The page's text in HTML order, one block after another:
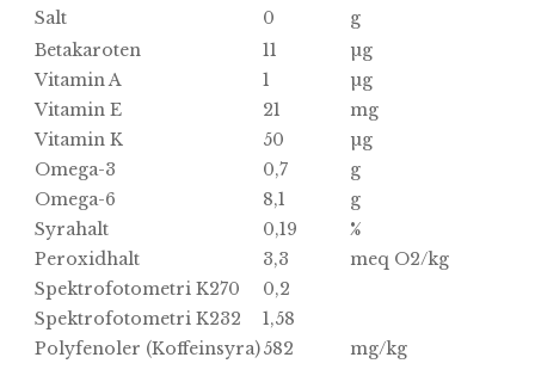
Salt
0
g
Betakaroten
11
µg
Vitamin A
1
µg
Vitamin E
21
mg
Vitamin K
50
µg
Omega-3
0,7
g
Omega-6
8,1
g
Syrahalt
0,19
%
Peroxidhalt
3,3
meq O2/kg
Spektrofotometri K270
0,2
Spektrofotometri K232
1,58
Polyfenoler (Koffeinsyra)582 mg/kg